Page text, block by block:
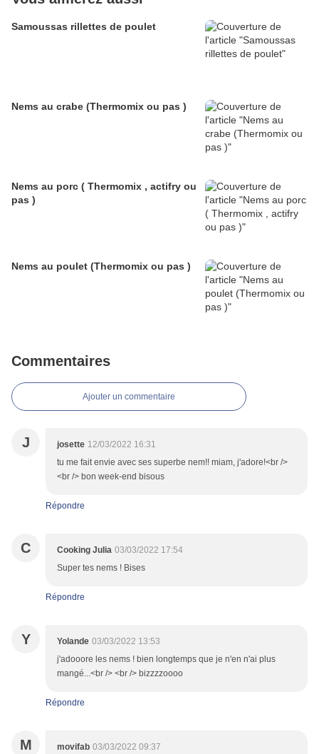
Samoussas rillettes de poulet
Nems au crabe (Thermomix ou pas )
Nems au porc ( Thermomix , actifry ou
pas )
Nems au poulet (Thermomix ou pas )
Commentaires
Ajouter un commentaire
J josette 12/03/2022 16:31
tu me fait envie avec ses superbe nem!! miam, j'adore!<br />
<br /> bon week-end bisous
Répondre
C Cooking Julia 03/03/2022 17:54
Super tes nems ! Bises
Répondre
Y Yolande 03/03/2022 13:53
j'adooore les nems ! bien longtemps que je n'en n'ai plus
mangé...<br /> <br /> bizzzzoooo
Répondre
M movifab 03/03/2022 09:37